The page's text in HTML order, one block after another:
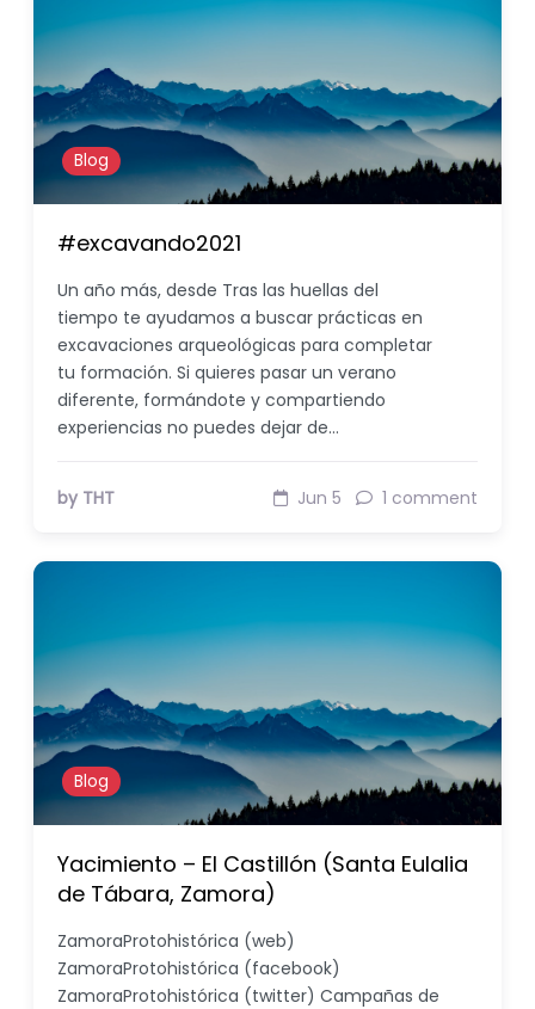
Blog
#excavando2021
Un año más, desde Tras las huellas del
tiempo te ayudamos a buscar prácticas en
excavaciones arqueológicas para completar
tu formación. Si quieres pasar un verano
diferente, formándote y compartiendo
experiencias no puedes dejar de…
by THT Jun 5 1 comment
Blog
Yacimiento – El Castillón (Santa Eulalia
de Tábara, Zamora)
ZamoraProtohistórica (web)
ZamoraProtohistórica (facebook)
ZamoraProtohistórica (twitter) Campañas de